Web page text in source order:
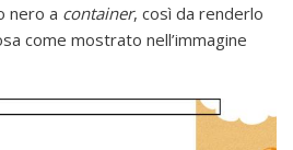
nero a container, così da renderlo
come mostrato nell’immagine